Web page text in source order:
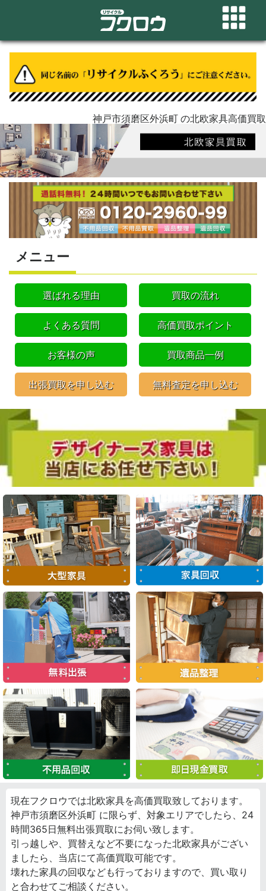
神戸市須磨区外浜町 の北欧家具高価買取
メニュー
選ばれる理由 買取の流れ
よくある質問 高価買取ポイント
お客様の声 買取商品一例
出張買取を申し込む 無料査定を申し込む
現在フクロウでは北欧家具を高価買取致しております。
神戸市須磨区外浜町 に限らず、対象エリアでしたら、24
時間365日無料出張買取にお伺い致します。
引っ越しや、買替えなど不要になった北欧家具がござい
ましたら、当店にて高価買取可能です。
壊れた家具の回収なども行っておりますので、買い取り
と合わせてご相談ください。